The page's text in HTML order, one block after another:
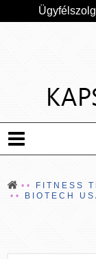
FITNESS
BIOTECH